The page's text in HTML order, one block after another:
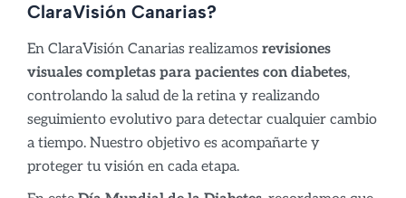
ClaraVisión Canarias?
En ClaraVisión Canarias realizamos revisiones
visuales completas para pacientes con diabetes,
controlando la salud de la retina y realizando
seguimiento evolutivo para detectar cualquier cambio
a tiempo. Nuestro objetivo es acompañarte y
proteger tu visión en cada etapa.